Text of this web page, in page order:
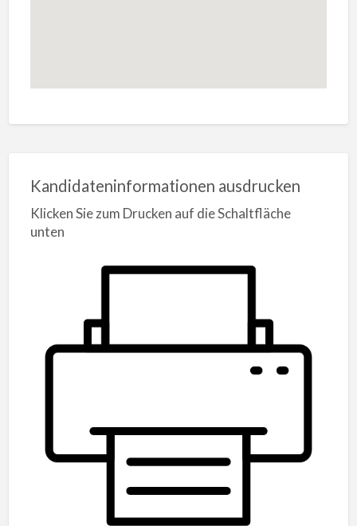
Kandidateninformationen ausdrucken
Klicken Sie zum Drucken auf die Schaltfläche
unten